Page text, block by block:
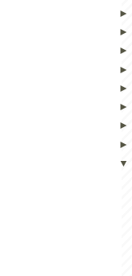
►
►
►
►
►
►
►
►
▼